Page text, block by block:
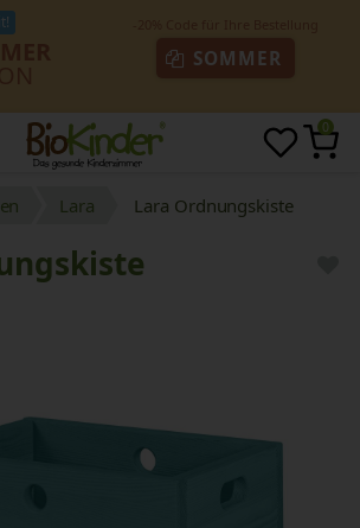
SOMMER
0
Lara Lara Ordnungskiste